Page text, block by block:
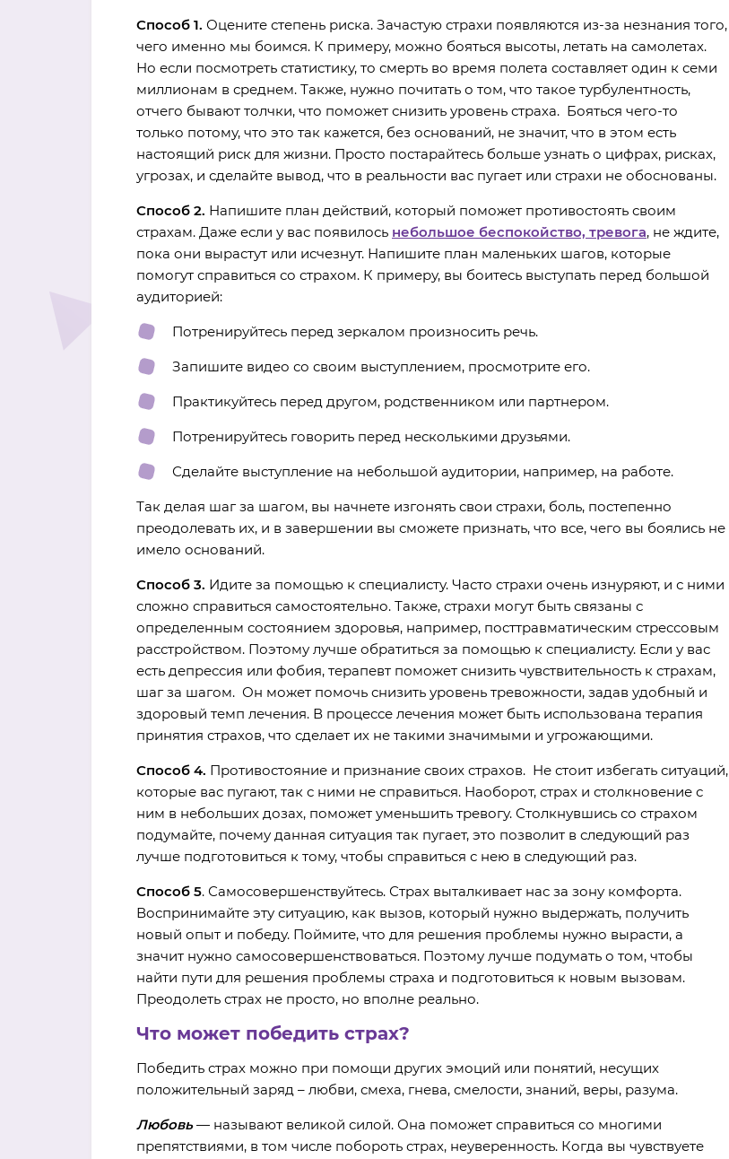
Способ 1. Оцените степень риска. Зачастую страхи появляются из-за незнания того,
чего именно мы боимся. К примеру, можно бояться высоты, летать на самолетах.
Но если посмотреть статистику, то смерть во время полета составляет один к семи
миллионам в среднем. Также, нужно почитать о том, что такое турбулентность,
отчего бывают толчки, что поможет снизить уровень страха. Бояться чего-то
только потому, что это так кажется, без оснований, не значит, что в этом есть
настоящий риск для жизни. Просто постарайтесь больше узнать о цифрах, рисках,
угрозах, и сделайте вывод, что в реальности вас пугает или страхи не обоснованы.
Способ 2. Напишите план действий, который поможет противостоять своим
страхам. Даже если у вас появилось небольшое беспокойство, тревога, не ждите,
пока они вырастут или исчезнут. Напишите план маленьких шагов, которые
помогут справиться со страхом. К примеру, вы боитесь выступать перед большой
аудиторией:
Потренируйтесь перед зеркалом произносить речь.
Запишите видео со своим выступлением, просмотрите его.
Практикуйтесь перед другом, родственником или партнером.
Потренируйтесь говорить перед несколькими друзьями.
Сделайте выступление на небольшой аудитории, например, на работе.
Так делая шаг за шагом, вы начнете изгонять свои страхи, боль, постепенно
преодолевать их, и в завершении вы сможете признать, что все, чего вы боялись не
имело оснований.
Способ 3. Идите за помощью к специалисту. Часто страхи очень изнуряют, и с ними
сложно справиться самостоятельно. Также, страхи могут быть связаны с
определенным состоянием здоровья, например, посттравматическим стрессовым
расстройством. Поэтому лучше обратиться за помощью к специалисту. Если у вас
есть депрессия или фобия, терапевт поможет снизить чувствительность к страхам,
шаг за шагом. Он может помочь снизить уровень тревожности, задав удобный и
здоровый темп лечения. В процессе лечения может быть использована терапия
принятия страхов, что сделает их не такими значимыми и угрожающими.
Способ 4. Противостояние и признание своих страхов. Не стоит избегать ситуаций,
которые вас пугают, так с ними не справиться. Наоборот, страх и столкновение с
ним в небольших дозах, поможет уменьшить тревогу. Столкнувшись со страхом
подумайте, почему данная ситуация так пугает, это позволит в следующий раз
лучше подготовиться к тому, чтобы справиться с нею в следующий раз.
Способ 5. Самосовершенствуйтесь. Страх выталкивает нас за зону комфорта.
Воспринимайте эту ситуацию, как вызов, который нужно выдержать, получить
новый опыт и победу. Поймите, что для решения проблемы нужно вырасти, а
значит нужно самосовершенствоваться. Поэтому лучше подумать о том, чтобы
найти пути для решения проблемы страха и подготовиться к новым вызовам.
Преодолеть страх не просто, но вполне реально.
Что может победить страх?
Победить страх можно при помощи других эмоций или понятий, несущих
положительный заряд – любви, смеха, гнева, смелости, знаний, веры, разума.
Любовь— называют великой силой. Она поможет справиться со многими
препятствиями, в том числе побороть страх, неуверенность. Когда вы чувствуете